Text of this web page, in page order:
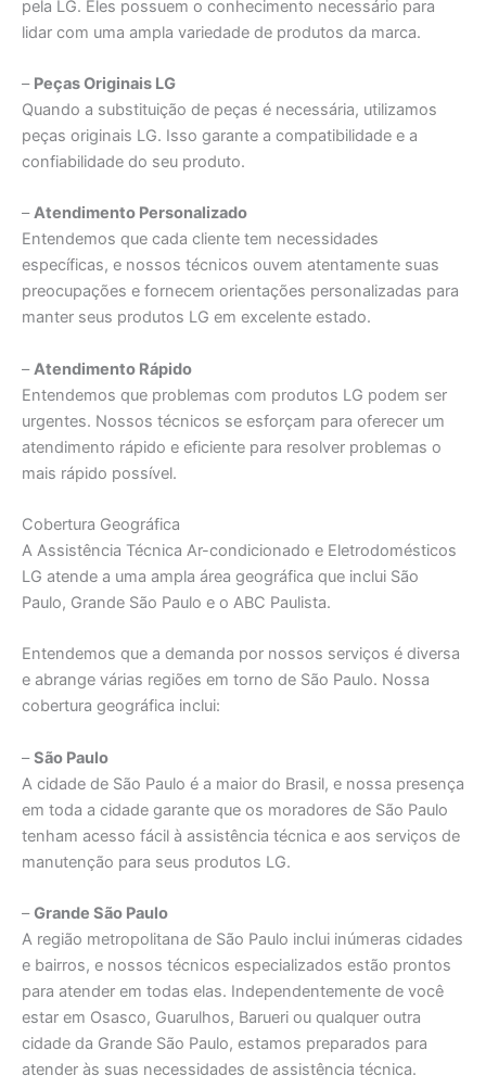
pela LG. Eles possuem o conhecimento necessário para
lidar com uma ampla variedade de produtos da marca.
– Peças Originais LG
Quando a substituição de peças é necessária, utilizamos
peças originais LG. Isso garante a compatibilidade e a
confiabilidade do seu produto.
–Atendimento Personalizado
Entendemos que cada cliente tem necessidades
específicas, e nossos técnicos ouvem atentamente suas
preocupações e fornecem orientações personalizadas para
manter seus produtos LG em excelente estado.
–Atendimento Rápido
Entendemos que problemas com produtos LG podem ser
urgentes. Nossos técnicos se esforçam para oferecer um
atendimento rápido e eficiente para resolver problemas o
mais rápido possível.
Cobertura Geográfica
A Assistência Técnica Ar-condicionado e Eletrodomésticos
LG atende a uma ampla área geográfica que inclui São
Paulo, Grande São Paulo e o ABC Paulista.
Entendemos que a demanda por nossos serviços é diversa
e abrange várias regiões em torno de São Paulo. Nossa
cobertura geográfica inclui:
–São Paulo
A cidade de São Paulo é a maior do Brasil, e nossa presença
em toda a cidade garante que os moradores de São Paulo
tenham acesso fácil à assistência técnica e aos serviços de
manutenção para seus produtos LG.
–Grande São Paulo
A região metropolitana de São Paulo inclui inúmeras cidades
e bairros, e nossos técnicos especializados estão prontos
para atender em todas elas. Independentemente de você
estar em Osasco, Guarulhos, Barueri ou qualquer outra
cidade da Grande São Paulo, estamos preparados para
atender às suas necessidades de assistência técnica.